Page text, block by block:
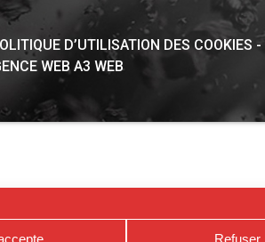
Refuser
D’UTILISATION DES COOKIES
WEB A3 WEB